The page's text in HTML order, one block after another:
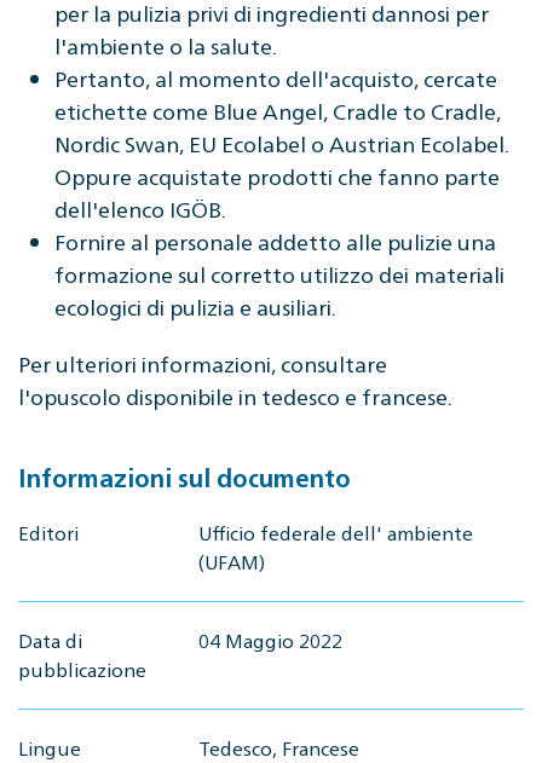
per la pulizia privi di ingredienti dannosi per
l'ambiente o la salute.
Pertanto, al momento dell'acquisto, cercate
etichette come Blue Angel, Cradle to Cradle,
Nordic Swan, EU Ecolabel o Austrian Ecolabel.
Oppure acquistate prodotti che fanno parte
dell'elenco IGÖB.
Fornire al personale addetto alle pulizie una
formazione sul corretto utilizzo dei materiali
ecologici di pulizia e ausiliari.
Per ulteriori informazioni, consultare
l'opuscolo disponibile in tedesco e francese.
Informazioni sul documento
Editori
Ufficio federale dell' ambiente
(UFAM)
Data di
pubblicazione
04 Maggio 2022
Lingue
Tedesco, Francese